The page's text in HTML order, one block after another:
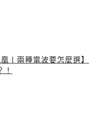
〡兩種電波要怎麼選】
！